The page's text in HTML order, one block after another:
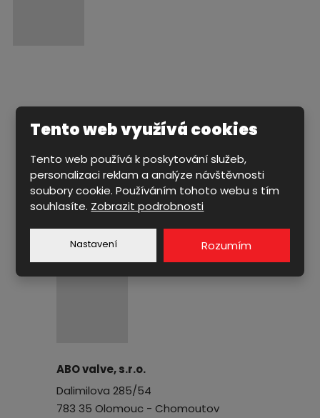
CENTRICKÉ UZAVÍRACÍ KLAPKY
EXCENTRICKÉ UZAVÍRACÍ KLAPKY
ŠOUPÁTKA & ZPĚTNÉ KLAPKY
VENTILY & KOHOUTY
ABO valve, s.r.o.
Dalimilova 285/54
783 35 Olomouc - Chomoutov
Tento web využívá cookies
Tento web používá k poskytování služeb,
personalizaci reklam a analýze návštěvnosti
soubory cookie. Používáním tohoto webu s tím
souhlasíte. Zobrazit podrobnosti
Nastavení Rozumím